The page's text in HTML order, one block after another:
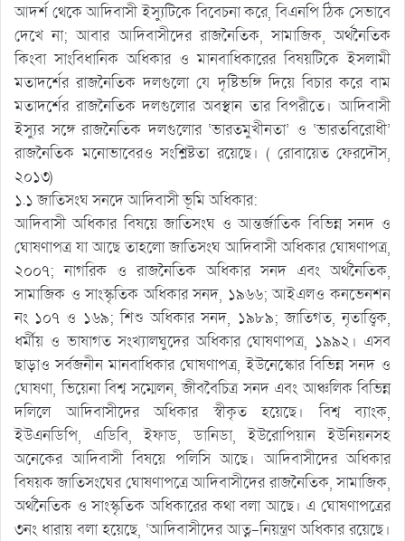
আদর্শ থেকে আদিবাসী ইস্যুটিকে বিবেচনা করে, বিএনপি ঠিক সেভাবে
দেখে না; আবার আদিবাসীদের রাজনৈতিক, সামাজিক, অর্থনৈতিক
কিংবা সাংবিধানিক অধিকার ও মানবাধিকারের বিষয়টিকে ইসলামী
মতাদর্শের রাজনৈতিক দলগুলো যে দৃষ্টিভঙ্গি দিয়ে বিচার করে বাম
মতাদর্শের রাজনৈতিক দলগুলোর অবস্থান তার বিপরীতে। আদিবাসী
ইস্যুর সঙ্গে রাজনৈতিক দলগুলোর ‘ভারতমুখীনতা’ ও ‘ভারতবিরোধী’
রাজনৈতিক মনোভাবেরও সংশ্লিষ্টতা রয়েছে। ( রোবায়েত ফেরদৌস,
২০১৩)
১.১ জাতিসংঘ সনদে আদিবাসী ভূমি অধিকার:
আদিবাসী অধিকার বিষয়ে জাতিসংঘ ও আন্তর্জাতিক বিভিন্ন সনদ ও
ঘোষণাপত্র যা আছে তাহলো জাতিসংঘ আদিবাসী অধিকার ঘোষণাপত্র,
২০০৭; নাগরিক ও রাজনৈতিক অধিকার সনদ এবং অর্থনৈতিক,
সামাজিক ও সাংস্কৃতিক অধিকার সনদ, ১৯৬৬; আইএলও কনভেনশন
নং ১০৭ ও ১৬৯; শিশু অধিকার সনদ, ১৯৮৯; জাতিগত, নৃতাত্ত্বিক,
ধর্মীয় ও ভাষাগত সংখ্যালঘুদের অধিকার ঘোষণাপত্র, ১৯৯২। এসব
ছাড়াও সর্বজনীন মানবাধিকার ঘোষণাপত্র, ইউনেস্কোর বিভিন্ন সনদ ও
ঘোষণা, ভিয়েনা বিশ্ব সম্মেলন, জীববৈচিত্র সনদ এবং আঞ্চলিক বিভিন্ন
দলিলে আদিবাসীদের অধিকার স্বীকৃত হয়েছে। বিশ্ব ব্যাংক,
ইউএনডিপি, এডিবি, ইফাড, ডানিডা, ইউরোপিয়ান ইউনিয়নসহ
অনেকের আদিবাসী বিষয়ে পলিসি আছে। আদিবাসীদের অধিকার
বিষয়ক জাতিসংঘের ঘোষণাপত্রে আদিবাসীদের রাজনৈতিক, সামাজিক,
অর্থনৈতিক ও সাংস্কৃতিক অধিকারের কথা বলা আছে। এ ঘোষণাপত্রের
৩নং ধারায় বলা হয়েছে, ‘আদিবাসীদের আত্ন-নিয়ন্ত্রণ অধিকার রয়েছে।